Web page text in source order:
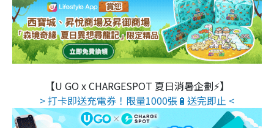
【U GO x CHARGESPOT 夏日消暑企劃⚡】
> 打卡即送充電券！限量1000張🔋送完即止 <